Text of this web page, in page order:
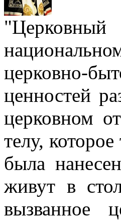
церковно-
ценностей
церковном
телу,
была
живут в
вызванное